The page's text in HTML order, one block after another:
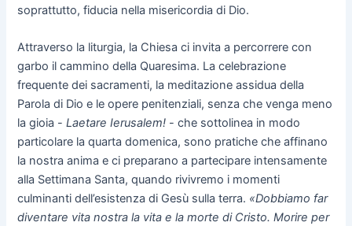
soprattutto, fiducia nella misericordia di Dio.
Attraverso la liturgia, la Chiesa ci invita a percorrere con
garbo il cammino della Quaresima. La celebrazione
frequente dei sacramenti, la meditazione assidua della
Parola di Dio e le opere penitenziali, senza che venga meno
la gioia -Laetare Ierusalem! - che sottolinea in modo
particolare la quarta domenica, sono pratiche che affinano
la nostra anima e ci preparano a partecipare intensamente
alla Settimana Santa, quando rivivremo i momenti
culminanti dell’esistenza di Gesù sulla terra. «Dobbiamo far
diventare vita nostra la vita e la morte di Cristo. Morire per